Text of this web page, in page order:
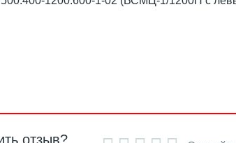
отзыв?